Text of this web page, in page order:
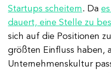
Startups scheitern . Da
dauert, eine Stelle zu
sich auf die Positionen
größten Einfluss haben,
Unternehmenskultur